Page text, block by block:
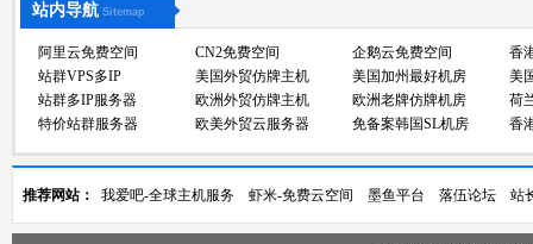
站内导航 Sitemap
阿里云免费空间 CN2免费空间 企鹅云免费空间
香
站群VPS多IP
美国外贸仿牌主机 美国加州最好机房
美
站群多IP服务器
欧洲外贸仿牌主机 欧洲老牌仿牌机房
荷
特价站群服务器
欧美外贸云服务器 免备案韩国SL机房 香
推荐网站： 我爱吧-全球主机服务 虾米-免费云空间 墨鱼平台 落伍论坛 站